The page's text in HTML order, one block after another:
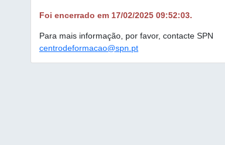
Foi encerrado em 17/02/2025 09:52:03.
Para mais informação, por favor, contacte SPN
centrodeformacao@spn.pt